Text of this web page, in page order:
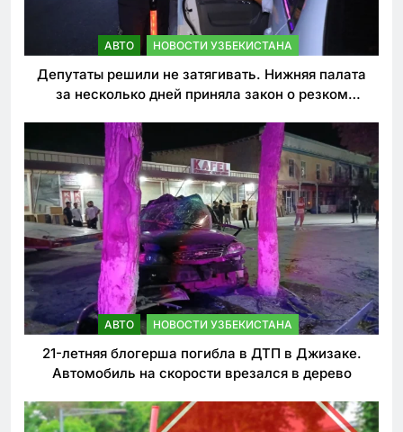
АВТО НОВОСТИ УЗБЕКИСТАНА
Депутаты решили не затягивать. Нижняя палата
за несколько дней приняла закон о резком
АВТО НОВОСТИ УЗБЕКИСТАНА
21-летняя блогерша погибла в ДТП в Джизаке.
Автомобиль на скорости врезался в дерево